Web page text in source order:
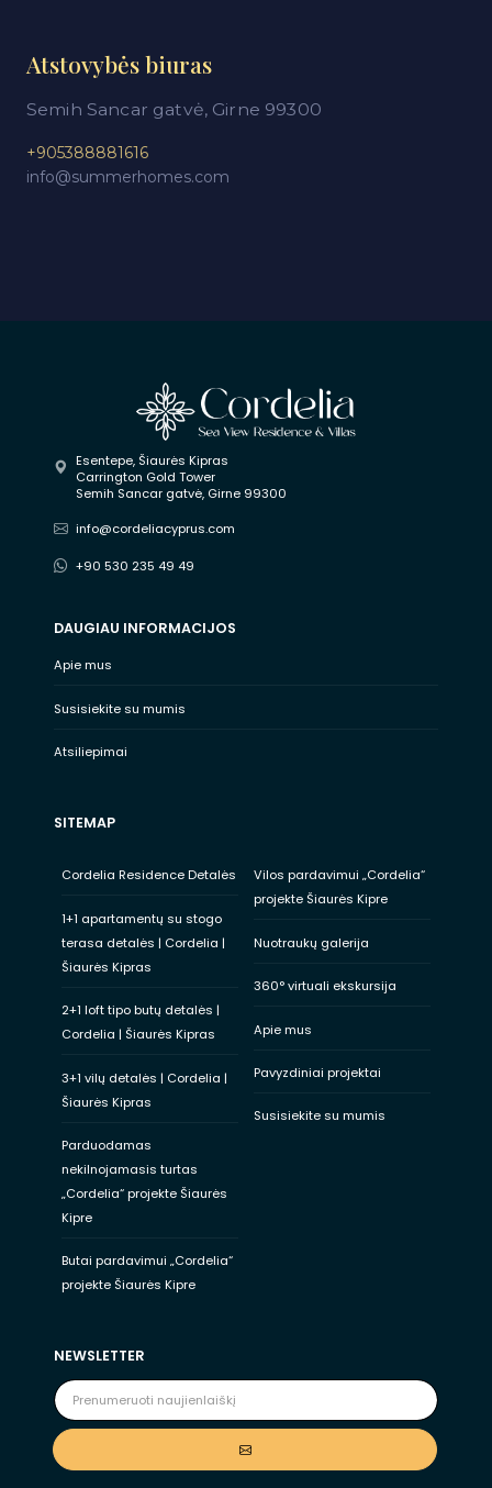
Atstovybės biuras
Semih Sancar gatvė, Girne 99300
+905388881616
info@summerhomes.com
Esentepe, Šiaurės Kipras
Carrington Gold Tower
Semih Sancar gatvė, Girne 99300
info@cordeliacyprus.com
+90 530 235 49 49
DAUGIAU INFORMACIJOS
Apie mus
Susisiekite su mumis
Atsiliepimai
SITEMAP
Cordelia Residence Detalės
1+1 apartamentų su stogo
terasa detalės | Cordelia |
Šiaurės Kipras
2+1 loft tipo butų detalės |
Cordelia | Šiaurės Kipras
3+1 vilų detalės | Cordelia |
Šiaurės Kipras
Parduodamas
nekilnojamasis turtas
„Cordelia“ projekte Šiaurės
Kipre
Butai pardavimui „Cordelia“
projekte Šiaurės Kipre
Vilos pardavimui „Cordelia“
projekte Šiaurės Kipre
Nuotraukų galerija
360° virtuali ekskursija
Apie mus
Pavyzdiniai projektai
Susisiekite su mumis
NEWSLETTER